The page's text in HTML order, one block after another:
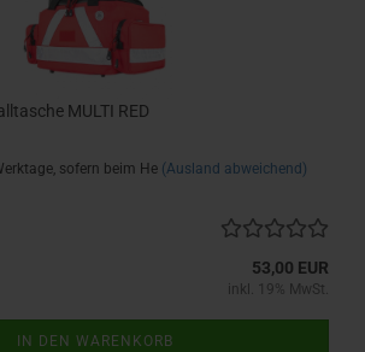
MULTI RED
sofern beim He (Ausland abweichend)
53,00 EUR
inkl. 19% MwSt.
IN DEN WARENKORB